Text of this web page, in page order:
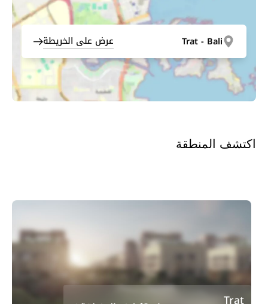
Trat - Bali عرض على الخريطة
اكتشف المنطقة